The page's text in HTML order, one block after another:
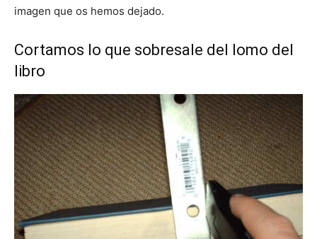
imagen que os hemos dejado.
Cortamos lo que sobresale del lomo del
libro